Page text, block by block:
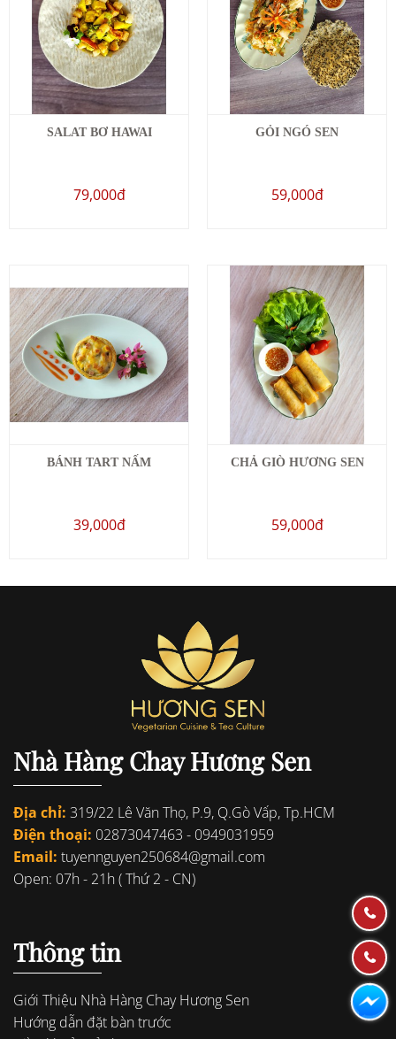
SALAT BƠ HAWAI
79,000đ
GỎI NGÓ SEN
59,000đ
BÁNH TART NẤM
39,000đ
CHẢ GIÒ HƯƠNG SEN
59,000đ
Nhà Hàng Chay Hương Sen
Địa chỉ: 319/22 Lê Văn Thọ, P.9, Q.Gò Vấp, Tp.HCM
Điện thoại: 02873047463 - 0949031959
Email: tuyennguyen250684@gmail.com
Open: 07h - 21h ( Thứ 2 - CN)
Thông tin
Giới Thiệu Nhà Hàng Chay Hương Sen
Hướng dẫn đặt bàn trước